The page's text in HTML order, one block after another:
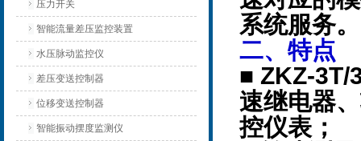
压力开关
智能流量差压监控装置
水压脉动监控仪
差压变送控制器
位移变送控制器
智能振动摆度监测仪
系统服务。
二、特点
■ ZKZ-3T/
速继电器
控仪表；